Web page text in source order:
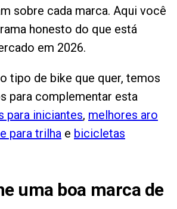
sobre cada marca. Aqui você
honesto do que está
em 2026.
tipo de bike que quer, temos
para complementar esta
para iniciantes, melhores aro
para trilha e bicicletas
uma boa marca de